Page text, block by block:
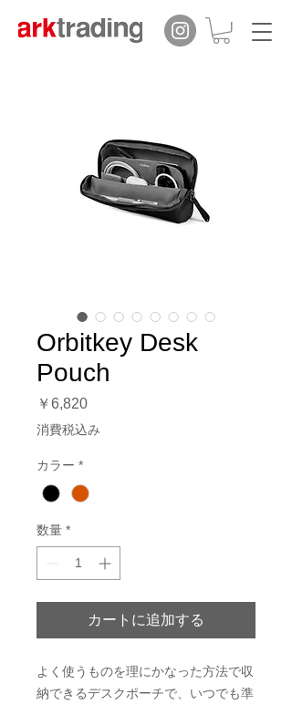
Orbitkey Desk
Pouch
￥6,820価
格
消費税込み
カラー *
数量 *
カートに追加する
よく使うものを理にかなった方法で収
納できるデスクポーチで、いつでも準